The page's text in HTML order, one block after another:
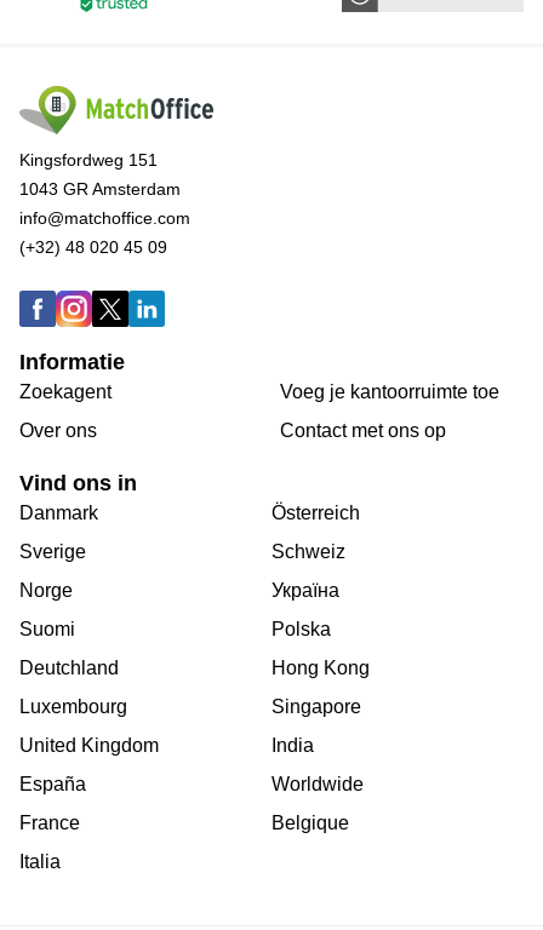
Kingsfordweg 151
1043 GR Amsterdam
info@matchoffice.com
(+32) 48 020 45 09
Informatie
Zoekagent
Over ons
Voeg je kantoorruimte toe
Сontact met ons op
Vind ons in
Danmark
Sverige
Norge
Suomi
Deutchland
Luxembourg
United Kingdom
España
France
Italia
Österreich
Schweiz
Україна
Polska
Hong Kong
Singapore
India
Worldwide
Belgique